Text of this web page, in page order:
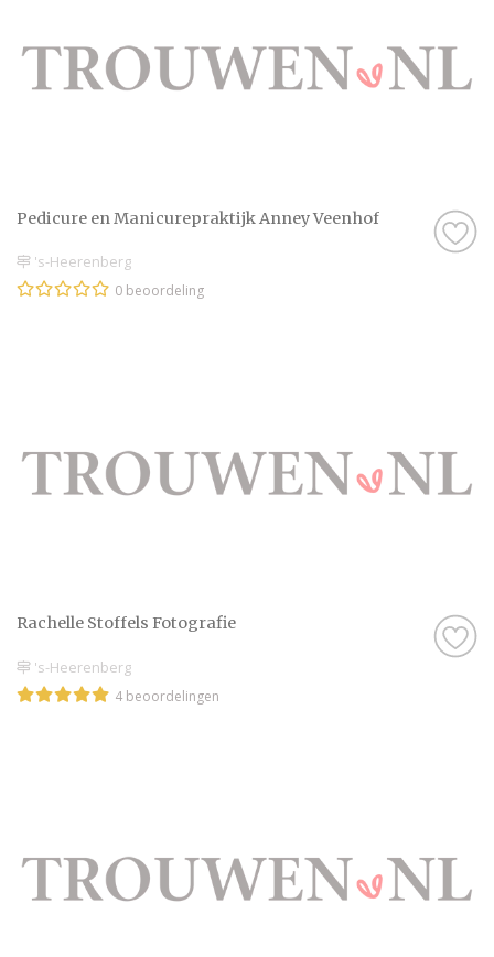
Pedicure en Manicurepraktijk Anney Veenhof
's-Heerenberg
0 beoordeling
Rachelle Stoffels Fotografie
's-Heerenberg
4 beoordelingen